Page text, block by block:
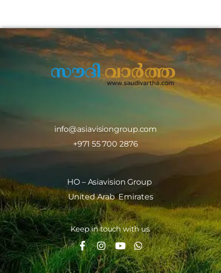
info@asiavisiongroup.com
+971 55 700 2876
HO – Asiavision Group
United Arab Emirates
Keep in touch with us.